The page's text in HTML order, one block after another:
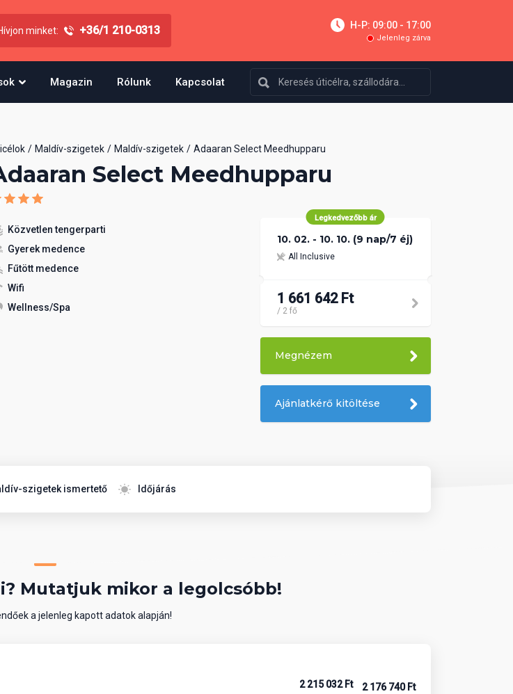
minket: +36/1 210-0313 H-P: 09:00 - 17:00
Jelenleg zárva
Magazin Rólunk Kapcsolat
Maldív-szigetek Maldív-szigetek Adaaran Select Meedhupparu
Select Meedhupparu
Közvetlen tengerparti
Gyerek medence
Fűtött medence
Wifi
Wellness/Spa
Legkedvezőbb ár
10. 02. - 10. 10. (9 nap/7 éj)
All Inclusive
1 661 642 Ft
/ 2 fő
Megnézem
Ajánlatkérő kitöltése
szigetek ismertető Időjárás
Mutatjuk mikor a legolcsóbb!
a jelenleg kapott adatok alapján!
2 215 032 Ft 2 176 740 Ft